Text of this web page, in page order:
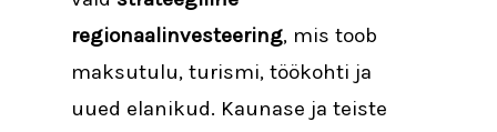
regionaalinvesteering, mis toob
maksutulu, turismi, töökohti ja
uued elanikud. Kaunase ja teiste